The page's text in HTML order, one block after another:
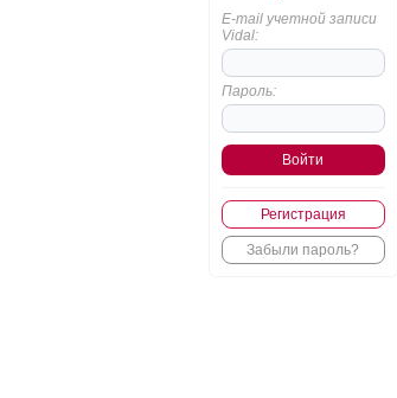
E-mail учетной записи
Vidal:
Пароль:
Регистрация
Забыли пароль?